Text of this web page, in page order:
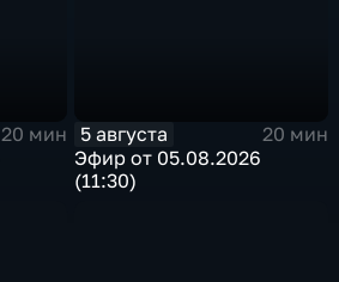
20 мин
5 августа
20 мин
Эфир от 05.08.2026
(11:30)